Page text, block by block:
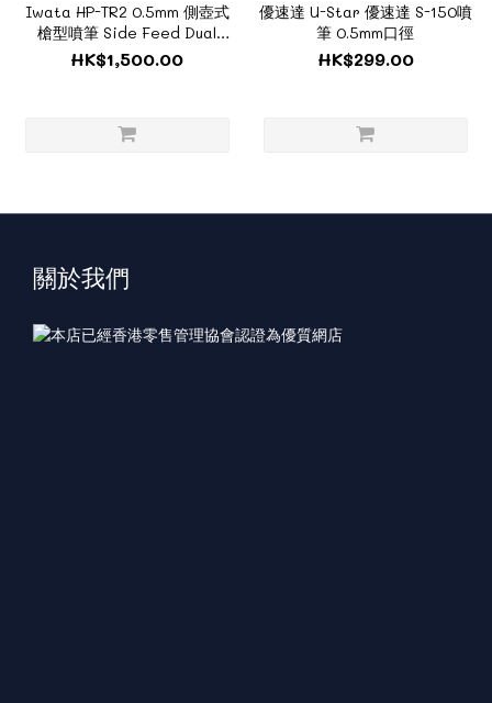
Iwata HP-TR2 0.5mm 側壺式
槍型噴筆 Side Feed Dual
Action Trigger Airbrush
HK$1,500.00
優速達 U-Star 優速達 S-150噴
筆 0.5mm口徑
HK$299.00
關於我們